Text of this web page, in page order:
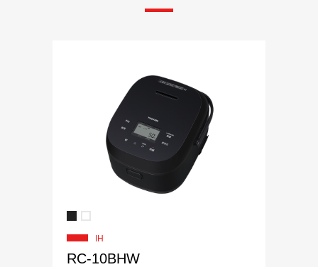
IH
RC-10BHW